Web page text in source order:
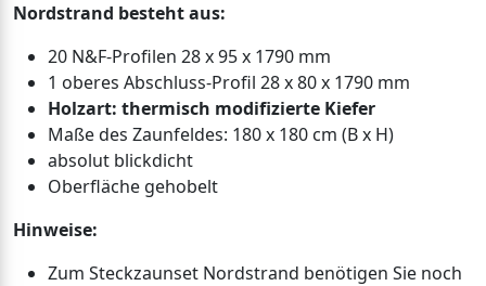
Nordstrand besteht aus:
20 N&F-Profilen 28 x 95 x 1790 mm
1 oberes Abschluss-Profil 28 x 80 x 1790 mm
Holzart: thermisch modifizierte Kiefer
Maße des Zaunfeldes: 180 x 180 cm (B x H)
absolut blickdicht
Oberfläche gehobelt
Hinweise:
Zum Steckzaunset Nordstrand benötigen Sie noch